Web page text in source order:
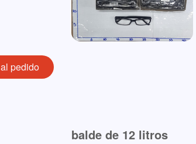
balde de 12 litros